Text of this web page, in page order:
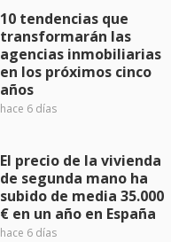
10 tendencias que
transformarán las
agencias inmobiliarias
en los próximos cinco
años
hace 6 días
El precio de la vivienda
de segunda mano ha
subido de media 35.000
€ en un año en España
hace 6 días